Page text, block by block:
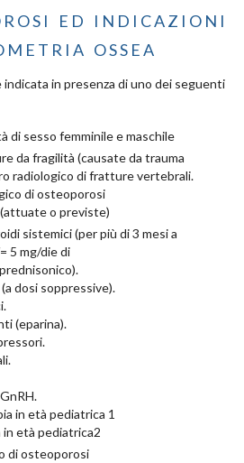
ed indicazioni
ossea
in presenza di uno dei seguenti
di sesso femminile e maschile
da fragilità (causate da trauma
radiologico di fratture vertebrali.
di osteoporosi
o previste)
sistemici (per più di 3 mesi a
5 mg/die di
dosi soppressive).
(eparina).
in età pediatrica 1
in età pediatrica2
di osteoporosi